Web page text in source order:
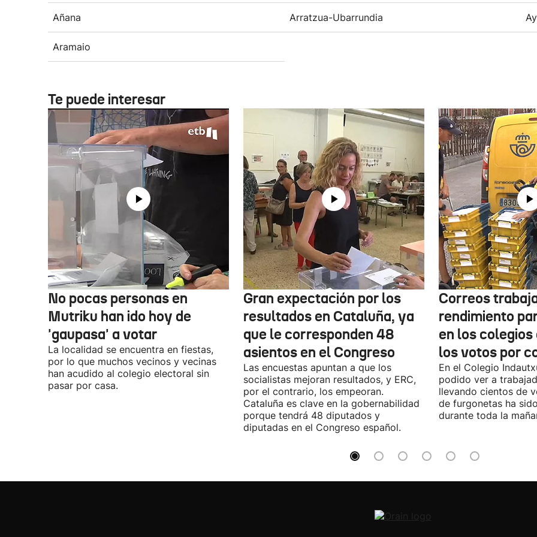
Añana Arratzua-Ubarrundia
Aramaio
Te puede interesar
No pocas personas en
Mutriku han ido hoy de
'gaupasa' a votar
La localidad se encuentra en fiestas,
por lo que muchos vecinos y vecinas
han acudido al colegio electoral sin
pasar por casa.
Gran expectación por los
resultados en Cataluña, ya
que le corresponden 48
asientos en el Congreso
Las encuestas apuntan a que los
socialistas mejoran resultados, y ERC,
por el contrario, los empeoran.
Cataluña es clave en la gobernabilidad
porque tendrá 48 diputados y
diputadas en el Congreso español.
Correos
rendimiento
en los
los votos por
En el Colegio
podido ver a
llevando cientos de
de furgonetas ha
durante toda la